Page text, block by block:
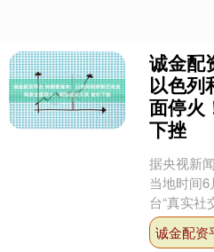
诚金配
以色列
面停火
下挫
据央视新
当地时间
台“真实社
已同意全
国东部时
诚金配资